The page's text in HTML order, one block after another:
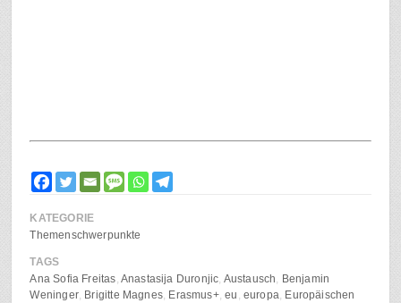
KATEGORIE
Themenschwerpunkte
TAGS
Ana Sofia Freitas Anastasija Duronjic Austausch
Benjamin
Weninger Brigitte Magnes Erasmus+ eu europa Europäischen